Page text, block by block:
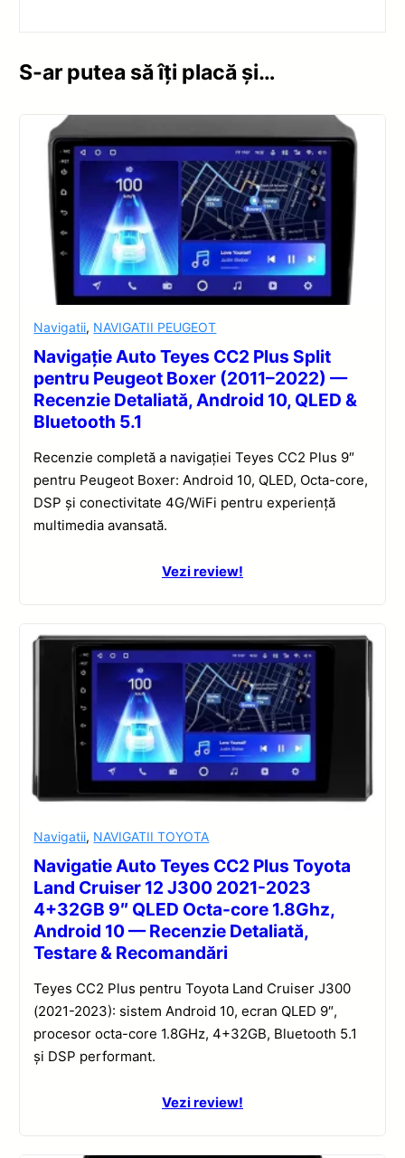
S-ar putea să îți placă și…
Navigatii, NAVIGATII PEUGEOT
Navigație Auto Teyes CC2 Plus Split
pentru Peugeot Boxer (2011–2022) —
Recenzie Detaliată, Android 10, QLED &
Bluetooth 5.1
Recenzie completă a navigației Teyes CC2 Plus 9″
pentru Peugeot Boxer: Android 10, QLED, Octa-core,
DSP și conectivitate 4G/WiFi pentru experiență
multimedia avansată.
Vezi review!
Navigatii, NAVIGATII TOYOTA
Navigatie Auto Teyes CC2 Plus Toyota
Land Cruiser 12 J300 2021-2023
4+32GB 9″ QLED Octa-core 1.8Ghz,
Android 10 — Recenzie Detaliată,
Testare & Recomandări
Teyes CC2 Plus pentru Toyota Land Cruiser J300
(2021-2023): sistem Android 10, ecran QLED 9″,
procesor octa-core 1.8GHz, 4+32GB, Bluetooth 5.1
și DSP performant.
Vezi review!